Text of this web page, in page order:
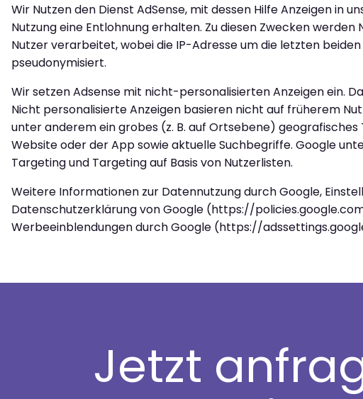
Wir Nutzen den Dienst AdSense, mit dessen Hilfe Anzeigen in
Nutzung eine Entlohnung erhalten. Zu diesen Zwecken werden
Nutzer verarbeitet, wobei die IP-Adresse um die letzten
pseudonymisiert.
Wir setzen Adsense mit nicht-personalisierten Anzeigen ein.
Nicht personalisierte Anzeigen basieren nicht auf früherem
unter anderem ein grobes (z. B. auf Ortsebene)
Website oder der App sowie aktuelle Suchbegriffe. Google
Targeting und Targeting auf Basis von Nutzerlisten.
Weitere Informationen zur Datennutzung durch Google,
Datenschutzerklärung von Google (https://
Werbeeinblendungen durch Google (https://
Jetzt